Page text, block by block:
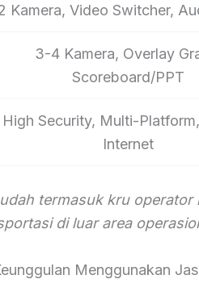
Kamera, Video Switcher,
3-4 Kamera, Overlay
Scoreboard/PPT
High Security, Multi-
Internet
termasuk kru
di luar area
Menggunakan